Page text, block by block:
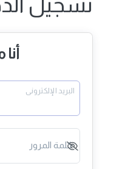
البريد الإلكترونى
كلمة المرور